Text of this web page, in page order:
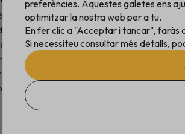
preferències. Aquestes galetes ens
optimitzar la nostra web per a tu.
En fer clic a "Acceptar i tancar", faràs
Si necessiteu consultar més detalls,
de cabell
a habitacions